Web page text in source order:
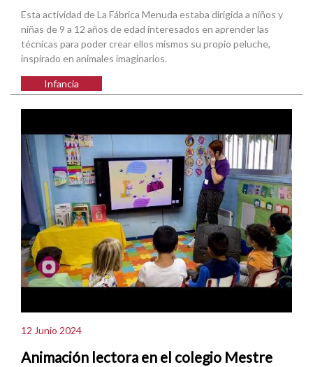
Esta actividad de La Fábrica Menuda estaba dirigida a niños y
niñas de 9 a 12 años de edad interesados en aprender las
técnicas para poder crear ellos mismos su propio peluche,
inspirado en animales imaginarios.
Infancia
12 Junio 2024
Animación lectora en el colegio Mestre